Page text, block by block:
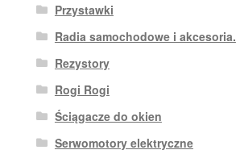
Przystawki
Radia samochodowe i akcesoria.
Rezystory
Rogi Rogi
Ściągacze do okien
Serwomotory elektryczne